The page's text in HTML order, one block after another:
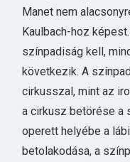
Manet nem
Kaulbach-hoz
színpadiság kell,
következik. A
cirkusszal, mint az
a cirkusz betörése a
operett helyébe a
betolakodása, a